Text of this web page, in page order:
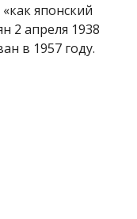
японский
2 апреля 1938
в 1957 году.